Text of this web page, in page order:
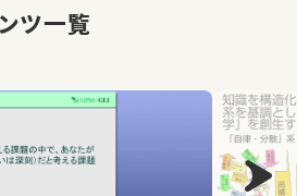
ツ一覧